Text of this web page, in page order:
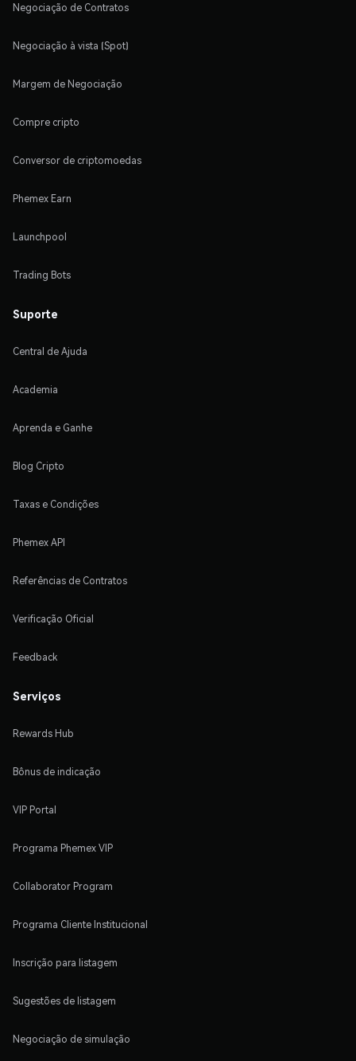
Negociação de Contratos
Negociação à vista (Spot)
Margem de Negociação
Compre cripto
Conversor de criptomoedas
Phemex Earn
Launchpool
Trading Bots
Suporte
Central de Ajuda
Academia
Aprenda e Ganhe
Blog Cripto
Taxas e Condições
Phemex API
Referências de Contratos
Verificação Oficial
Feedback
Serviços
Rewards Hub
Bônus de indicação
VIP Portal
Programa Phemex VIP
Collaborator Program
Programa Cliente Institucional
Inscrição para listagem
Sugestões de listagem
Negociação de simulação